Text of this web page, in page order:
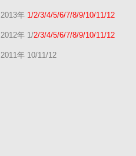
2013年 1/2/3/4/5/6/7/8/9/10/11/12
2012年 1/2/3/4/5/6/7/8/9/10/11/12
2011年 10/11/12